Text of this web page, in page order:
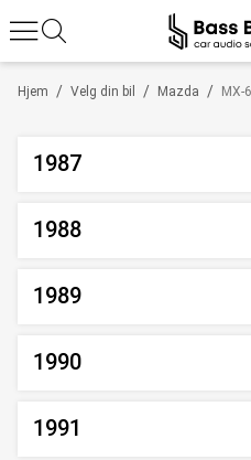
/
Hjem /
Velg din bil /
Mazda MX-6
1987
1988
1989
1990
1991